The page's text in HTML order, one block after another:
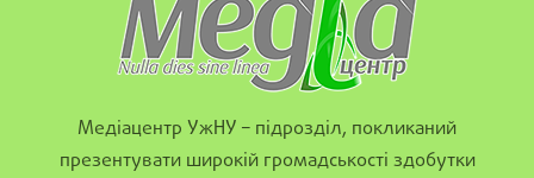
Медіацентр УжНУ – підрозділ, покликаний
презентувати широкій громадськості здобутки